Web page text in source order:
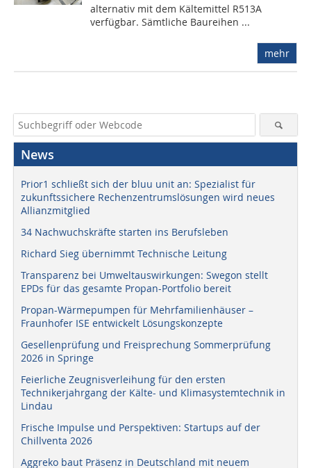
alternativ mit dem Kältemittel R513A
verfügbar. Sämtliche Baureihen ...
mehr
News
Prior1 schließt sich der bluu unit an: Spezialist für
zukunftssichere Rechenzentrumslösungen wird neues
Allianzmitglied
34 Nachwuchskräfte starten ins Berufsleben
Richard Sieg übernimmt Technische Leitung
Transparenz bei Umweltauswirkungen: Swegon stellt
EPDs für das gesamte Propan-Portfolio bereit
Propan-Wärmepumpen für Mehrfamilienhäuser –
Fraunhofer ISE entwickelt Lösungskonzepte
Gesellenprüfung und Freisprechung Sommerprüfung
2026 in Springe
Feierliche Zeugnisverleihung für den ersten
Technikerjahrgang der Kälte- und Klimasystemtechnik in
Lindau
Frische Impulse und Perspektiven: Startups auf der
Chillventa 2026
Aggreko baut Präsenz in Deutschland mit neuem